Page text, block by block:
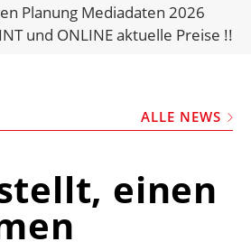
VERMIETER
VIDEOS
Planung Mediadaten 2026
und ONLINE aktuelle Preise !!
ALLE NEWS
einen